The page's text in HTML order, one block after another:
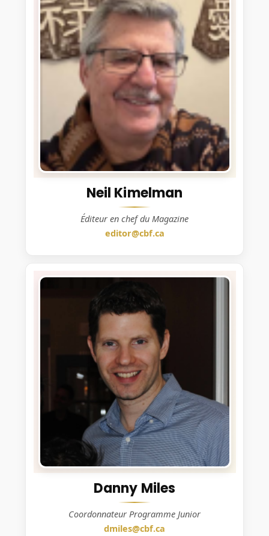
Neil Kimelman
Éditeur en chef du Magazine
editor@cbf.ca
Danny Miles
Coordonnateur Programme Junior
dmiles@cbf.ca